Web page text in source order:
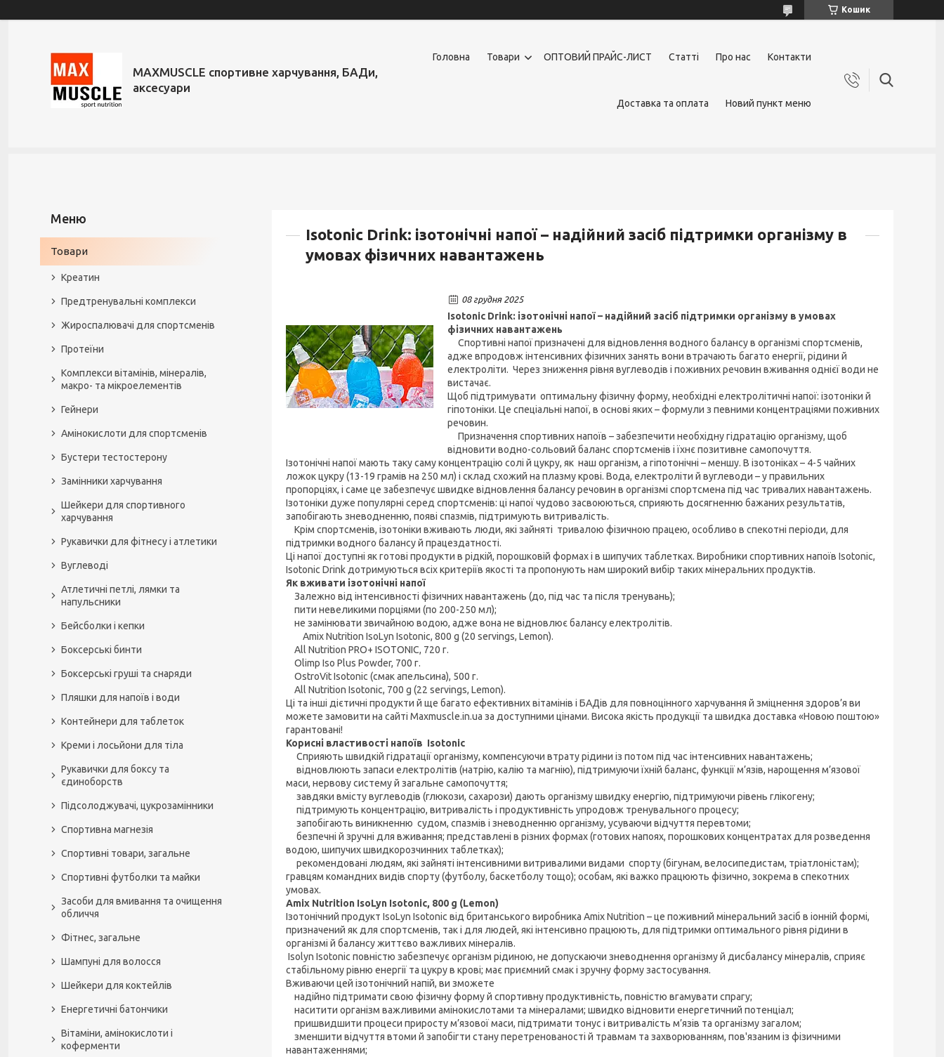
Кошик
MAXMUSCLE спортивне харчування, БАДи,
аксесуари
Головна Товари OПТОВИЙ ПРАЙС-ЛИСТ Статті Про нас Контакти
Доставка та оплата Новий пункт меню
Isotonic Drink: ізотонічні напої – надійний засіб підтримки організму в
умовах фізичних навантажень
08 грудня 2025
Isotonic Drink: ізотонічні напої – надійний засіб підтримки організму в умовах
фізичних навантажень
Спортивні напої призначені для відновлення водного балансу в організмі спортсменів,
адже впродовж інтенсивних фізичних занять вони втрачають багато енергії, рідини й
електроліти. Через зниження рівня вуглеводів і поживних речовин вживання однієї води не
вистачає.
Щоб підтримувати оптимальну фізичну форму, необхідні електролітичні напої: ізотоніки й
гіпотоніки. Це спеціальні напої, в основі яких – формули з певними концентраціями поживних
речовин.
Призначення спортивних напоїв – забезпечити необхідну гідратацію організму, щоб
відновити водно-сольовий баланс спортсменів і їхнє позитивне самопочуття.
Ізотонічні напої мають таку саму концентрацію солі й цукру, як наш організм, а гіпотонічні – меншу. В ізотоніках – 4-5 чайних
ложок цукру (13-19 грамів на 250 мл) і склад схожий на плазму крові. Вода, електроліти й вуглеводи – у правильних
пропорціях, і саме це забезпечує швидке відновлення балансу речовин в організмі спортсмена під час тривалих навантажень.
Ізотоніки дуже популярні серед спортсменів: ці напої чудово засвоюються, сприяють досягненню бажаних результатів,
запобігають зневодненню, появі спазмів, підтримують витривалість.
Крім спортсменів, ізотоніки вживають люди, які зайняті тривалою фізичною працею, особливо в спекотні періоди, для
підтримки водного балансу й працездатності.
Ці напої доступні як готові продукти в рідкій, порошковій формах і в шипучих таблетках. Виробники спортивних напоїв Isotonic,
Isotonic Drink дотримуються всіх критеріїв якості та пропонують нам широкий вибір таких мінеральних продуктів.
Як вживати ізотонічні напої
Залежно від інтенсивності фізичних навантажень (до, під час та після тренувань);
пити невеликими порціями (по 200-250 мл);
не замінювати звичайною водою, адже вона не відновлює балансу електролітів.
Amix Nutrition IsoLyn Isotonic, 800 g (20 servings, Lemon).
All Nutrition PRO+ ISOTONIC, 720 г.
Olimp Iso Plus Powder, 700 г.
OstroVit Isotonic (смак апельсина), 500 г.
All Nutrition Isotonic, 700 g (22 servings, Lemon).
Ці та інші дієтичні продукти й ще багато ефективних вітамінів і БАДів для повноцінного харчування й зміцнення здоров’я ви
можете замовити на сайті Maxmuscle.in.ua за доступними цінами. Висока якість продукції та швидка доставка «Новою поштою»
гарантовані!
Корисні властивості напоїв Isotonic
Сприяють швидкій гідратації організму, компенсуючи втрату рідини із потом під час інтенсивних навантажень;
відновлюють запаси електролітів (натрію, калію та магнію), підтримуючи їхній баланс, функції м’язів, нарощення м’язової
маси, нервову систему й загальне самопочуття;
завдяки вмісту вуглеводів (глюкози, сахарози) дають організму швидку енергію, підтримуючи рівень глікогену;
підтримують концентрацію, витривалість і продуктивність упродовж тренувального процесу;
запобігають виникненню судом, спазмів і зневодненню організму, усуваючи відчуття перевтоми;
безпечні й зручні для вживання; представлені в різних формах (готових напоях, порошкових концентратах для розведення
водою, шипучих швидкорозчинних таблетках);
рекомендовані людям, які зайняті інтенсивними витривалими видами спорту (бігунам, велосипедистам, тріатлоністам);
гравцям командних видів спорту (футболу, баскетболу тощо); особам, які важко працюють фізично, зокрема в спекотних
умовах.
Amix Nutrition IsoLyn Isotonic, 800 g (Lemon)
Ізотонічний продукт IsoLyn Isotonic від британського виробника Amix Nutrition – це поживний мінеральний засіб в іонній формі,
призначений як для спортсменів, так і для людей, які інтенсивно працюють, для підтримки оптимального рівня рідини в
організмі й балансу життєво важливих мінералів.
Isolyn Isotonic повністю забезпечує організм рідиною, не допускаючи зневоднення організму й дисбалансу мінералів, сприяє
стабільному рівню енергії та цукру в крові; має приємний смак і зручну форму застосування.
Вживаючи цей ізотонічний напій, ви зможете
надійно підтримати свою фізичну форму й спортивну продуктивність, повністю вгамувати спрагу;
наситити організм важливими амінокислотами та мінералами; швидко відновити енергетичний потенціал;
пришвидшити процеси приросту м’язової маси, підтримати тонус і витривалість м’язів та організму загалом;
зменшити відчуття втоми й запобігти стану перетренованості й травмам та захворюванням, пов'язаним із фізичними
навантаженнями;
Товари
Креатин
Предтренувальні комплекси
Жироспалювачі для спортсменів
Протеїни
Комплекси вітамінів, мінералів,
макро- та мікроелементів
Гейнери
Амінокислоти для спортсменів
Бустери тестостерону
Замінники харчування
Шейкери для спортивного
харчування
Рукавички для фітнесу і атлетики
Вуглеводі
Атлетичні петлі, лямки та
напульсники
Бейсболки і кепки
Боксерські бинти
Боксерські груші та снаряди
Пляшки для напоїв і води
Контейнери для таблеток
Креми і лосьйони для тіла
Рукавички для боксу та
єдиноборств
Підсолоджувачі, цукрозамінники
Спортивна магнезія
Спортивні товари, загальне
Спортивні футболки та майки
Засоби для вмивання та очищення
обличчя
Фітнес, загальне
Шампуні для волосся
Шейкери для коктейлів
Енергетичні батончики
Вітаміни, амінокислоти і
коферменти